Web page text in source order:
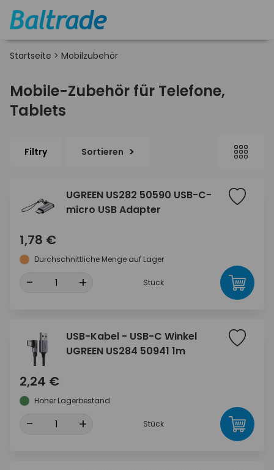
Startseite > Mobilzubehör
Mobile-Zubehör für Telefone,
Tablets
Filtry Sortieren
UGREEN US282 50590 USB-C-
micro USB Adapter
1,78 €
Durchschnittliche Menge auf Lager
- + Stück
USB-Kabel - USB-C Winkel
UGREEN US284 50941 1m
2,24 €
Hoher Lagerbestand
- + Stück